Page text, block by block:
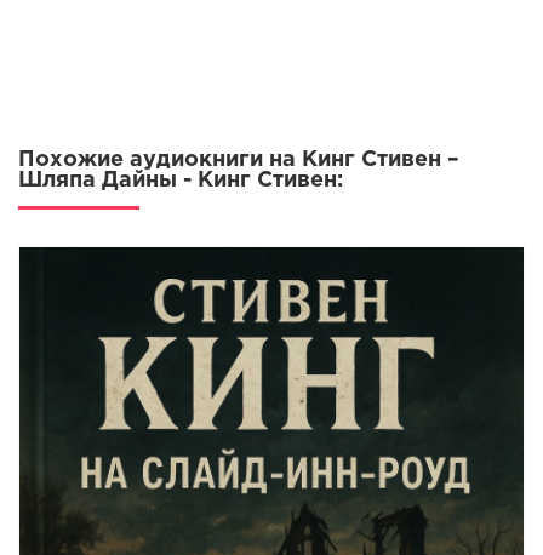
Похожие аудиокниги на Кинг Стивен –
Шляпа Дайны - Кинг Стивен: